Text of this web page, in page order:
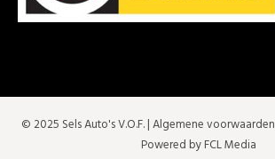
© 2025 Sels Auto's V.O.F. |Algemene voorwaarden
Powered by FCL Media